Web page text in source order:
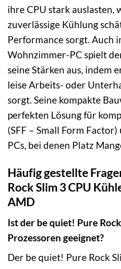
ihre CPU stark auslasten,
zuverlässige Kühlung
Performance sorgt. Auch
Wohnzimmer-PC spielt
seine Stärken aus, indem
leise Arbeits- oder
sorgt. Seine kompakte
perfekten Lösung für
(SFF – Small Form
PCs, bei denen Platz
Häufig gestellte
Rock Slim 3 CPU
AMD
Ist der be quiet! Pure
Prozessoren geeignet?
Der be quiet! Pure Rock